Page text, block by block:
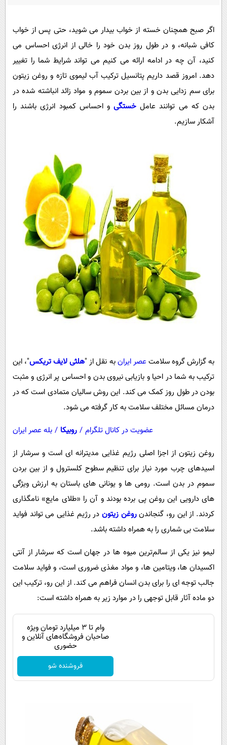
مجله تصویری سلاح
ورزش
سیاست
سرگرمی
گوناگون
بین الملل
اجتماعی
حیات وحش
سیاست خارجی
خواندنی ها و دیدنی ها
داستان کوتاه
پیامک
آشپزی
آموزش زبان
اگر صبح همچنان خسته از خواب بیدار می شوید، حتی پس از خواب
کافی شبانه، و در طول روز بدن خود را خالی از انرژی احساس می
کنید، آن چه در ادامه ارائه می کنیم می تواند شرایط شما را تغییر
دهد. امروز قصد داریم پتانسیل ترکیب آب لیموی تازه و روغن زیتون
برای سم زدایی بدن و از بین بردن سموم و مواد زائد انباشته شده در
بدن که می توانند عامل خستگی و احساس کمبود انرژی باشند را
آشکار سازیم.
به گزارش گروه سلامت عصر ایرانبه نقل از "هلثی لایف تریکس"، این
ترکیب به شما در احیا و بازیابی نیروی بدن و احساس پر انرژی و مثبت
بودن در طول روز کمک می کند. این روش سالیان متمادی است که در
درمان مسائل مختلف سلامت به کار گرفته می شود.
عضویت در کانال تلگرام / روبیکا / بله عصر ایران
روغن زیتون از اجزا اصلی رژیم غذایی مدیترانه ای است و سرشار از
اسیدهای چرب مورد نیاز برای تنظیم سطوح کلسترول و از بین بردن
سموم در بدن است. رومی ها و یونانی های باستان به ارزش ویژگی
های دارویی این روغن پی برده بودند و آن را «طلای مایع» نامگذاری
کردند. از این رو، گنجاندنروغن زیتون در رژیم غذایی می تواند فواید
سلامت بی شماری را به همراه داشته باشد.
لیمو نیز یکی از سالم‌ترین میوه ها در جهان است که سرشار از آنتی
اکسیدان ها، ویتامین ها، و مواد مغذی ضروری است، و فواید سلامت
جالب توجه ای را برای بدن انسان فراهم می کند. از این رو، ترکیب این
دو ماده آثار قابل توجهی را در موارد زیر به همراه داشته است:
وام تا ۳ میلیارد تومان ویژه
صاحبان فروشگاه‌های آنلاین و
حضوری
فروشنده شو